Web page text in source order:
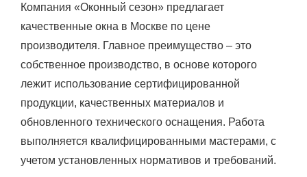
Компания «Оконный сезон» предлагает
качественные окна в Москве по цене
производителя. Главное преимущество – это
собственное производство, в основе которого
лежит использование сертифицированной
продукции, качественных материалов и
обновленного технического оснащения. Работа
выполняется квалифицированными мастерами, с
учетом установленных нормативов и требований.